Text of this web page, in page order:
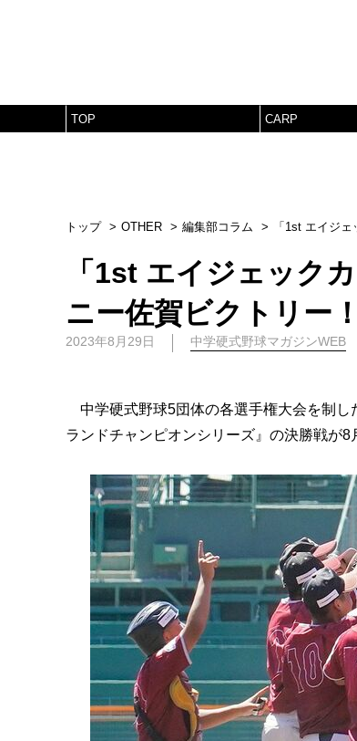
TOP CARP
トップ OTHER 編集部コラム 「1st エイジ
「1st エイジェック
ニー佐賀ビクトリー！
2023年8月29日 中学硬式野球マガジンWEB
中学硬式野球5団体の各選手権大会を制し
ランドチャンピオンシリーズ』の決勝戦が